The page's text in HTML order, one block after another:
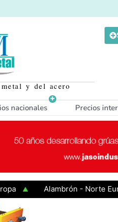
y del acero
nacionales Precios
Alambrón - Norte Europa